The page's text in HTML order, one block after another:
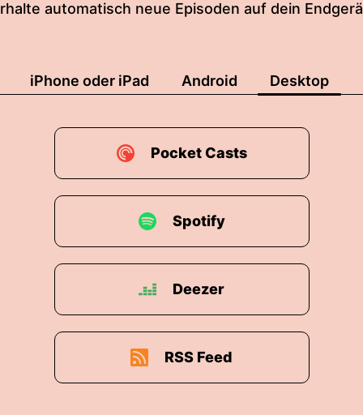
automatisch neue Episoden auf dein
iPhone oder iPad Android Desktop
Pocket Casts
Spotify
Deezer
RSS Feed